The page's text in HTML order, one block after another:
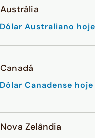
Austrália
Dólar Australiano hoje
Canadá
Dólar Canadense hoje
Nova Zelândia